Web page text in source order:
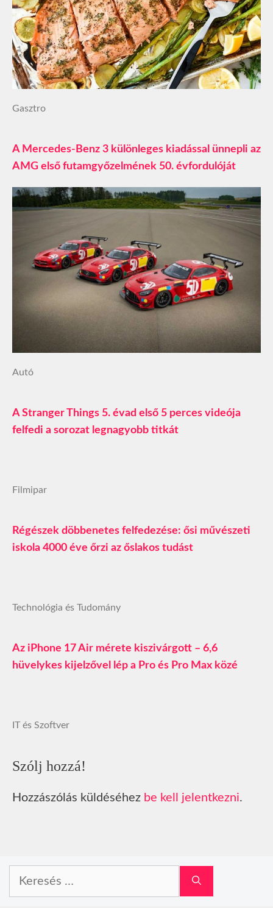
Gasztro
A Mercedes-Benz 3 különleges kiadással ünnepli az
AMG első futamgyőzelmének 50. évfordulóját
Autó
A Stranger Things 5. évad első 5 perces videója
felfedi a sorozat legnagyobb titkát
Filmipar
Régészek döbbenetes felfedezése: ősi művészeti
iskola 4000 éve őrzi az őslakos tudást
Technológia és Tudomány
Az iPhone 17 Air mérete kiszivárgott – 6,6
hüvelykes kijelzővel lép a Pro és Pro Max közé
IT és Szoftver
Szólj hozzá!
Hozzászólás küldéséhez be kell jelentkezni.